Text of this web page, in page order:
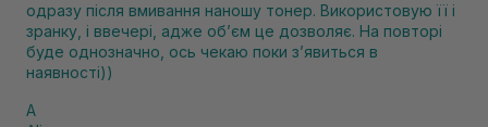
одразу після вмивання наношу тонер. Використовую її і
зранку, і ввечері, адже обʼєм це дозволяє. На повторі
буде однозначно, ось чекаю поки зʼявиться в
наявності))
A